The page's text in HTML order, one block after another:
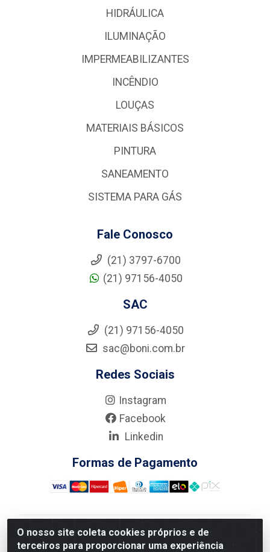
O nosso site coleta cookies próprios e de
terceiros para proporcionar uma experiência
HIDRÁULICA
ILUMINAÇÃO
IMPERMEABILIZANTES
INCÊNDIO
LOUÇAS
MATERIAIS BÁSICOS
PINTURA
SANEAMENTO
SISTEMA PARA GÁS
Fale Conosco
(21) 3797-6700
(21) 97156-4050
SAC
(21) 97156-4050
sac@boni.com.br
Redes Sociais
Instagram
Facebook
Linkedin
Formas de Pagamento
Nova Boni Distribuidora de Material de Construção LTDA
- Rua Alice Tibiriçá, 330 - Vila Da Penha, Rio de